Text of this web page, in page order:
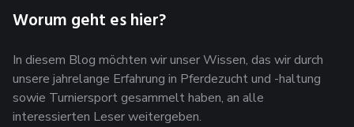
Worum geht es hier?
In diesem Blog möchten wir unser Wissen, das wir durch
unsere jahrelange Erfahrung in Pferdezucht und -haltung
sowie Turniersport gesammelt haben, an alle
interessierten Leser weitergeben.